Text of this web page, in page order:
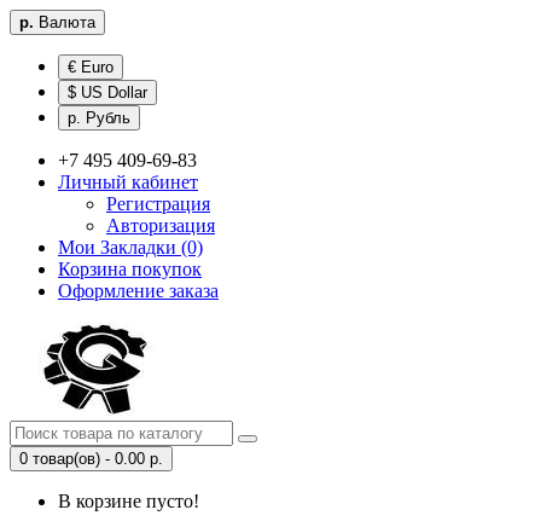
р. Валюта
€ Euro
$ US Dollar
р. Рубль
+7 495 409-69-83
Личный кабинет
Регистрация
Авторизация
Мои Закладки (0)
Корзина покупок
Оформление заказа
0 товар(ов) - 0.00 р.
В корзине пусто!